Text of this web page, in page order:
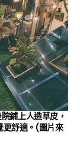
鋪上人造草皮，
更舒適。(圖片來